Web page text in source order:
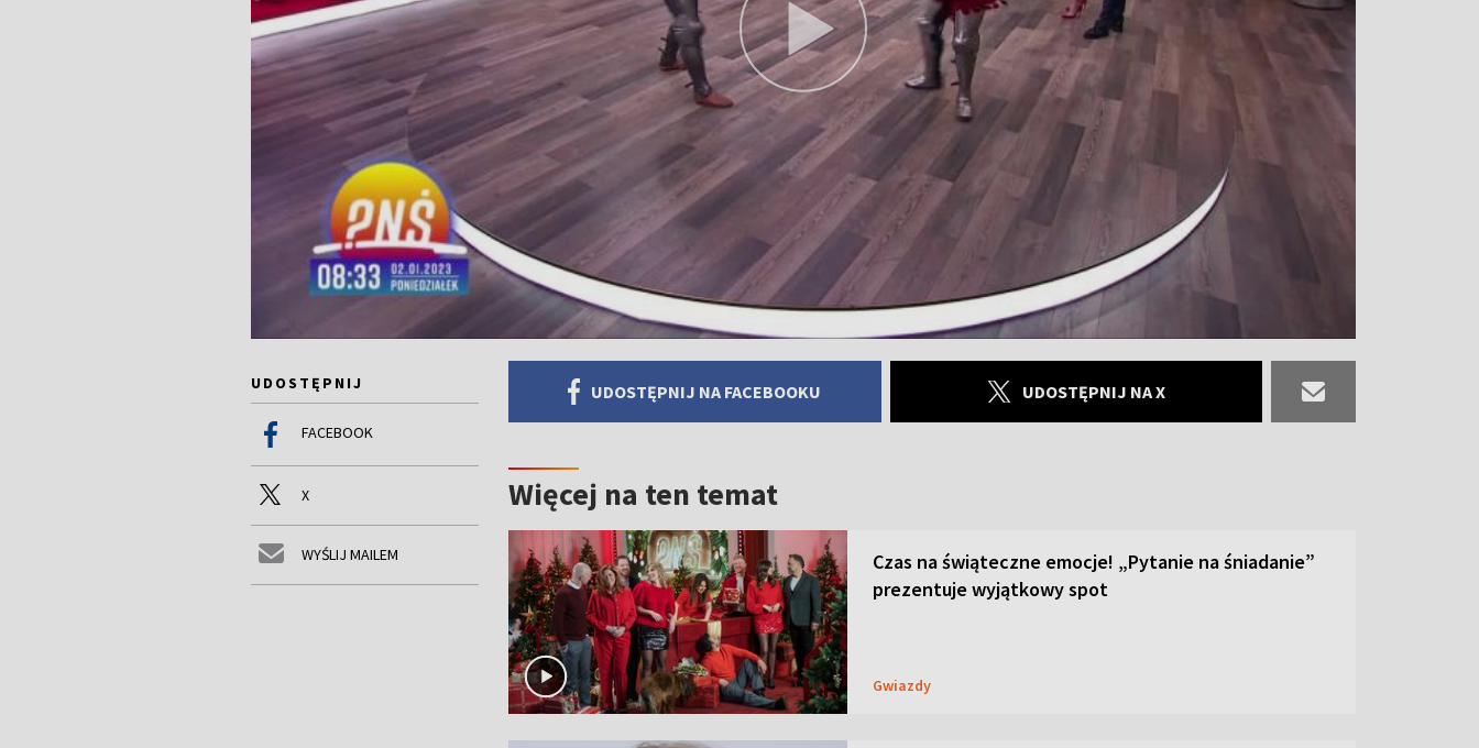
UDOSTĘPNIJ
FACEBOOK
X
WYŚLIJ MAILEM
UDOSTĘPNIJ NA FACEBOOKU UDOSTĘPNIJ NA X
Więcej na ten temat
Czas na świąteczne emocje! „Pytanie na śniadanie”
prezentuje wyjątkowy spot
Gwiazdy